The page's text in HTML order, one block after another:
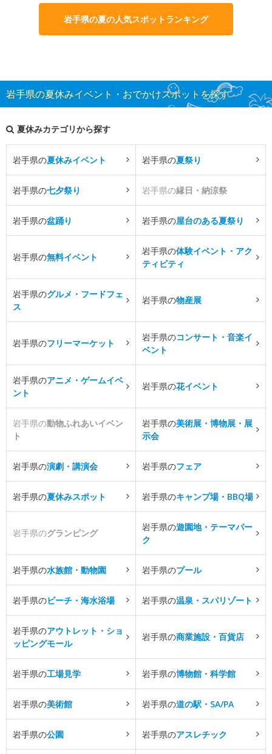
岩手県の夏の人気スポットランキング
岩手県の夏休みイベント・おでかけスポットを探す
夏休みカテゴリから探す
岩手県の夏休みイベント 岩手県の夏祭り
岩手県の七夕祭り 岩手県の縁日・納涼祭
岩手県の盆踊り 岩手県の屋台のある夏祭り
岩手県の無料イベント
岩手県の体験イベント・アク
ティビティ
岩手県のグルメ・フードフェ
ス
岩手県の物産展
岩手県のフリーマーケット
岩手県のコンサート・音楽イ
ベント
岩手県のアニメ・ゲームイベ
ント
岩手県の花イベント
岩手県の動物ふれあいイベン
ト
岩手県の美術展・博物展・展
示会
岩手県の演劇・講演会 岩手県のフェア
岩手県の夏休みスポット 岩手県のキャンプ場・BBQ場
岩手県のグランピング
岩手県の遊園地・テーマパー
ク
岩手県の水族館・動物園 岩手県のプール
岩手県のビーチ・海水浴場 岩手県の温泉・スパリゾート
岩手県のアウトレット・ショ
ッピングモール
岩手県の商業施設・百貨店
岩手県の工場見学 岩手県の博物館・科学館
岩手県の美術館 岩手県の道の駅・SA/PA
岩手県の公園 岩手県のアスレチック